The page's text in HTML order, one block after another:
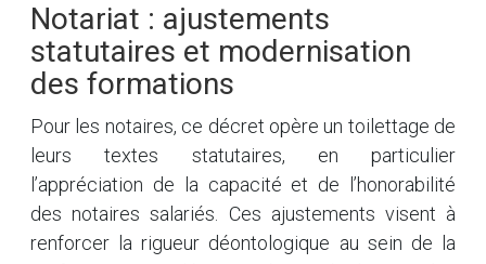
Notariat : ajustements
statutaires et modernisation
des formations
Pour les notaires, ce décret opère un toilettage de
leurs textes statutaires, en particulier
l’appréciation de la capacité et de l’honorabilité
des notaires salariés. Ces ajustements visent à
renforcer la rigueur déontologique au sein de la